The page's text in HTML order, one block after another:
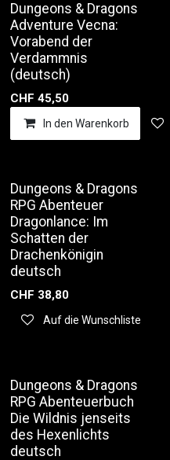
Dungeons & Dragons
Adventure Vecna:
Vorabend der
Verdammnis
(deutsch)
CHF 45,50
In den Warenkorb
Dungeons & Dragons
RPG Abenteuer
Dragonlance: Im
Schatten der
Drachenkönigin
deutsch
CHF 38,80
Auf die Wunschliste
Dungeons & Dragons
RPG Abenteuerbuch
Die Wildnis jenseits
des Hexenlichts
deutsch